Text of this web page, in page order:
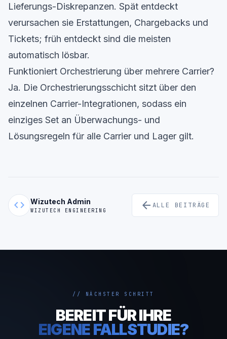
Lieferungs-Diskrepanzen. Spät entdeckt
verursachen sie Erstattungen, Chargebacks und
Tickets; früh entdeckt sind die meisten
automatisch lösbar.
Funktioniert Orchestrierung über mehrere Carrier?
Ja. Die Orchestrierungsschicht sitzt über den
einzelnen Carrier-Integrationen, sodass ein
einziges Set an Überwachungs- und
Lösungsregeln für alle Carrier und Lager gilt.
code Wizutech Admin
WIZUTECH ENGINEERING arrow_back ALLE BEITRÄGE
// NÄCHSTER SCHRITT
BEREIT FÜR IHRE
EIGENE FALLSTUDIE?